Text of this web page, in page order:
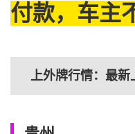
付款，车主
上外牌行情：最